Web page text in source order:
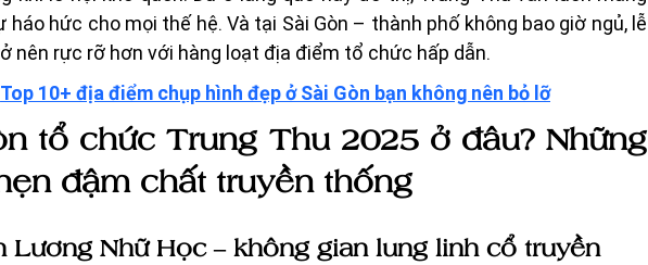
háo hức cho mọi thế hệ. Và tại Sài Gòn – thành phố không bao giờ ngủ, lễ
nên rực rỡ hơn với hàng loạt địa điểm tổ chức hấp dẫn.
Top 10+ địa điểm chụp hình đẹp ở Sài Gòn bạn không nên bỏ lỡ
tổ chức Trung Thu 2025 ở đâu? Những
đậm chất truyền thống
Lương Nhữ Học – không gian lung linh cổ truyền